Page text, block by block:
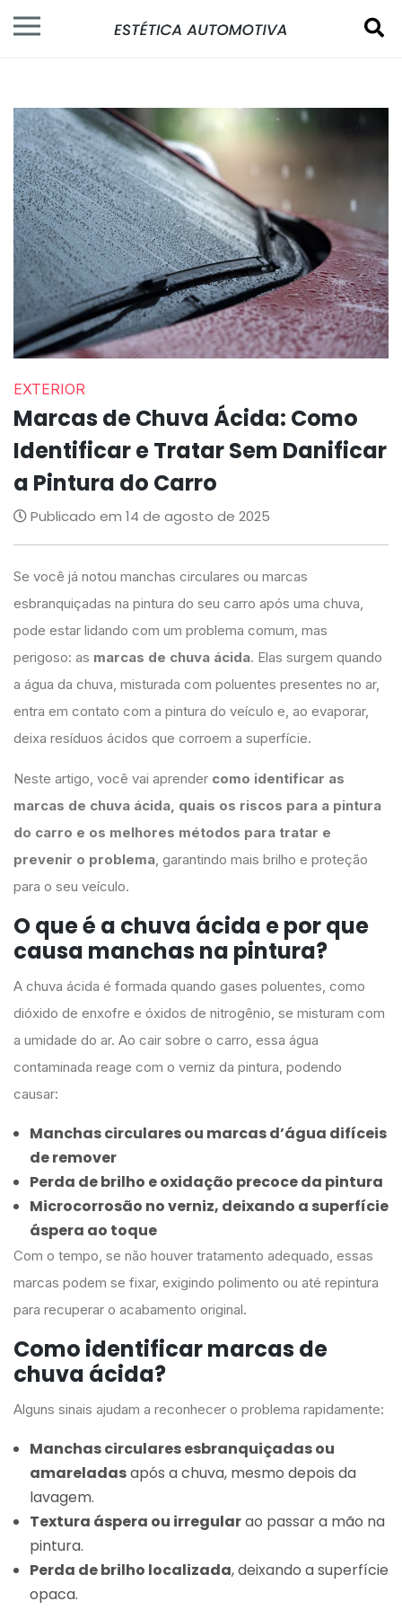
EXTERIOR
Marcas de Chuva Ácida: Como
Identificar e Tratar Sem Danificar
a Pintura do Carro
Publicado em 14 de agosto de 2025
Se você já notou manchas circulares ou marcas
esbranquiçadas na pintura do seu carro após uma chuva,
pode estar lidando com um problema comum, mas
perigoso: as marcas de chuva ácida. Elas surgem quando
a água da chuva, misturada com poluentes presentes no ar,
entra em contato com a pintura do veículo e, ao evaporar,
deixa resíduos ácidos que corroem a superfície.
Neste artigo, você vai aprender como identificar as
marcas de chuva ácida, quais os riscos para a pintura
do carro e os melhores métodos para tratar e
prevenir o problema , garantindo mais brilho e proteção
para o seu veículo.
O que é a chuva ácida e por que
causa manchas na pintura?
A chuva ácida é formada quando gases poluentes, como
dióxido de enxofre e óxidos de nitrogênio, se misturam com
a umidade do ar. Ao cair sobre o carro, essa água
contaminada reage com o verniz da pintura, podendo
causar:
Manchas circulares ou marcas d’água difíceis
de remover
Perda de brilho e oxidação precoce da pintura
Microcorrosão no verniz, deixando a superfície
áspera ao toque
Com o tempo, se não houver tratamento adequado, essas
marcas podem se fixar, exigindo polimento ou até repintura
para recuperar o acabamento original.
Como identificar marcas de
chuva ácida?
Alguns sinais ajudam a reconhecer o problema rapidamente:
Manchas circulares esbranquiçadas ou
amareladasapós a chuva, mesmo depois da
lavagem.
Textura áspera ou irregularao passar a mão na
pintura.
Perda de brilho localizada, deixando a superfície
opaca.